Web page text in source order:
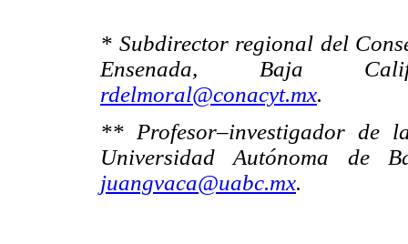
* Subdirector regional del
Ensenada, Baja
rdelmoral@conacyt.mx.
** Profesor–investigador de
Universidad Autónoma de
juangvaca@uabc.mx.